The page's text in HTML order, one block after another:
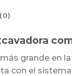
grande en
con el